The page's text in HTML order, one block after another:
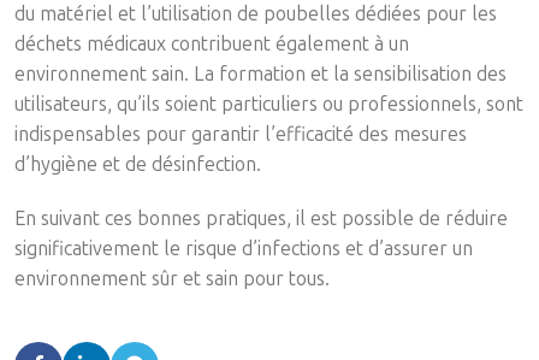
du matériel et l’utilisation de poubelles dédiées pour les
déchets médicaux contribuent également à un
environnement sain. La formation et la sensibilisation des
utilisateurs, qu’ils soient particuliers ou professionnels, sont
indispensables pour garantir l’efficacité des mesures
d’hygiène et de désinfection.
En suivant ces bonnes pratiques, il est possible de réduire
significativement le risque d’infections et d’assurer un
environnement sûr et sain pour tous.